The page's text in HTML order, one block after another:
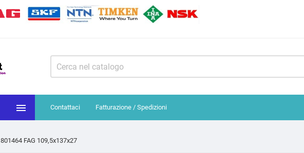
 Contattaci Fatturazione / Spedizioni
801464 FAG 109,5x137x27